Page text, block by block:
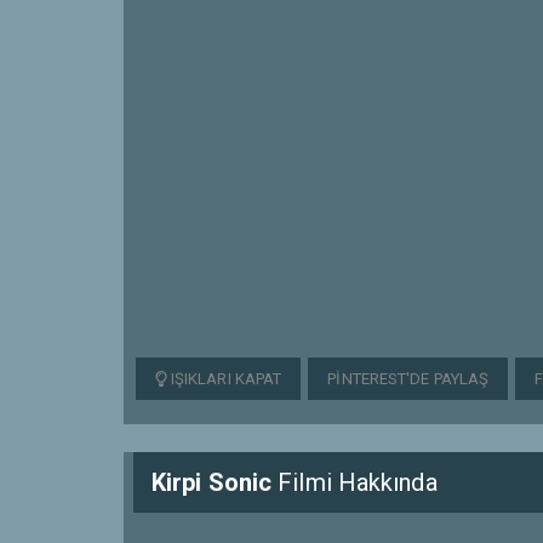
IŞIKLARI KAPAT PINTEREST'DE PAYLAŞ
Kirpi Sonic Filmi Hakkında